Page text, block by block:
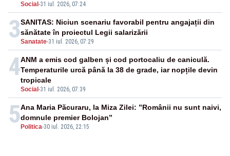
Social -31 iul. 2026, 07:24
3Sanatate-31 iul. 2026, 07:29
SANITAS: Niciun scenariu favorabil pentru angajații din
sănătate în proiectul Legii salarizării
4
Social -31 iul. 2026, 07:39
ANM a emis cod galben și cod portocaliu de caniculă.
Temperaturile urcă până la 38 de grade, iar nopțile devin
tropicale
5 Politica-30 iul. 2026, 22:15
Ana Maria Păcuraru, la Miza Zilei: ”Românii nu sunt naivi,
domnule premier Bolojan”